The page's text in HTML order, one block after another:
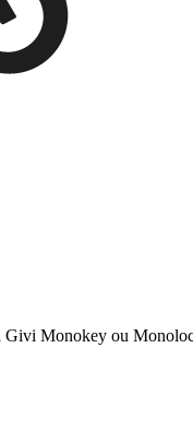
Monokey ou